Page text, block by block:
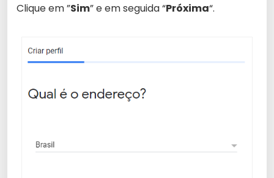
Clique em ”Sim” e em seguida “Próxima“.